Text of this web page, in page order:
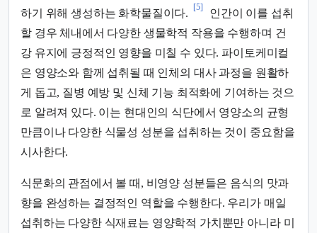
하기 위해 생성하는 화학물질이다.
[5]
인간이 이를 섭취
할 경우 체내에서 다양한 생물학적 작용을 수행하며 건
강 유지에 긍정적인 영향을 미칠 수 있다. 파이토케미컬
은 영양소와 함께 섭취될 때 인체의 대사 과정을 원활하
게 돕고, 질병 예방 및 신체 기능 최적화에 기여하는 것으
로 알려져 있다. 이는 현대인의 식단에서 영양소의 균형
만큼이나 다양한 식물성 성분을 섭취하는 것이 중요함을
시사한다.
식문화의 관점에서 볼 때, 비영양 성분들은 음식의 맛과
향을 완성하는 결정적인 역할을 수행한다. 우리가 매일
섭취하는 다양한 식재료는 영양학적 가치뿐만 아니라 미